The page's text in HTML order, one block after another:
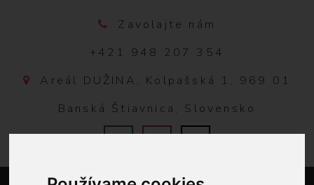
Zavolajte nám
+421 948 207 354
Areál DUŽINA, Kolpašská 1, 969 01
Banská Štiavnica, Slovensko